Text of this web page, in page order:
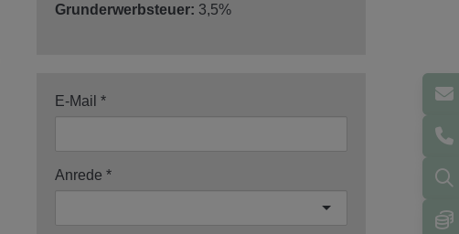
Grunderwerbsteuer: 3,5%
E-Mail
Anrede